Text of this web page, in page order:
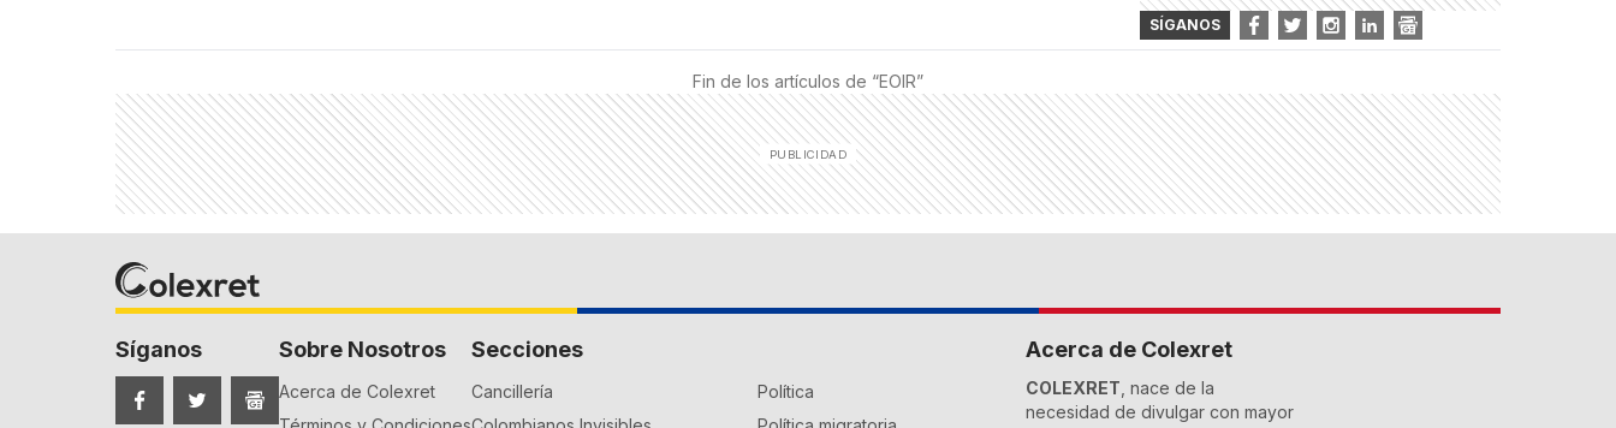
SÍGANOS
Fin de los artículos de “EOIR”
Síganos Sobre Nosotros
Acerca de Colexret
Secciones
Cancillería
Política
Acerca de Colexret
COLEXRET , nace de la
necesidad de divulgar con mayor